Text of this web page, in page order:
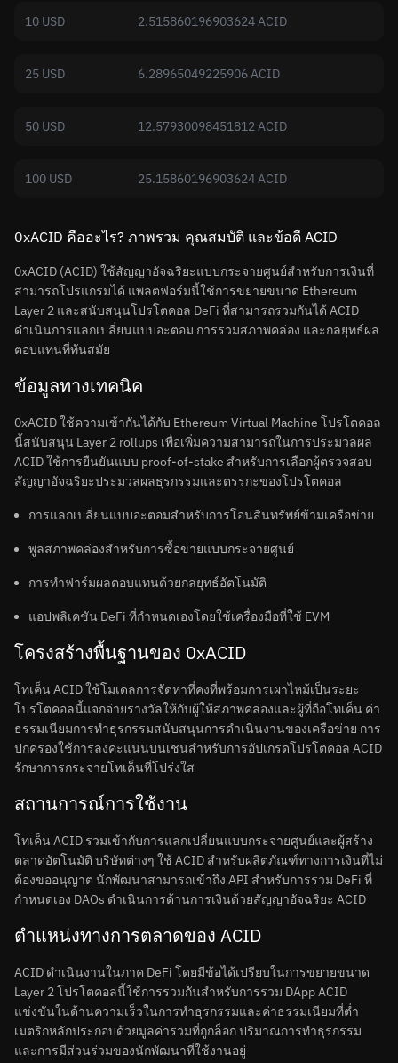
10 USD 2.515860196903624 ACID
25 USD 6.28965049225906 ACID
50 USD 12.57930098451812 ACID
100 USD 25.15860196903624 ACID
0xACID คืออะไร? ภาพรวม คุณสมบัติ และข้อดี ACID
0xACID (ACID) ใช้สัญญาอัจฉริยะแบบกระจายศูนย์สำหรับการเงินที่
สามารถโปรแกรมได้ แพลตฟอร์มนี้ใช้การขยายขนาด Ethereum
Layer 2 และสนับสนุนโปรโตคอล DeFi ที่สามารถรวมกันได้ ACID
ดำเนินการแลกเปลี่ยนแบบอะตอม การรวมสภาพคล่อง และกลยุทธ์ผล
ตอบแทนที่ทันสมัย
ข้อมูลทางเทคนิค
0xACID ใช้ความเข้ากันได้กับ Ethereum Virtual Machine โปรโตคอล
นี้สนับสนุน Layer 2 rollups เพื่อเพิ่มความสามารถในการประมวลผล
ACID ใช้การยืนยันแบบ proof-of-stake สำหรับการเลือกผู้ตรวจสอบ
สัญญาอัจฉริยะประมวลผลธุรกรรมและตรรกะของโปรโตคอล
การแลกเปลี่ยนแบบอะตอมสำหรับการโอนสินทรัพย์ข้ามเครือข่าย
พูลสภาพคล่องสำหรับการซื้อขายแบบกระจายศูนย์
การทำฟาร์มผลตอบแทนด้วยกลยุทธ์อัตโนมัติ
แอปพลิเคชัน DeFi ที่กำหนดเองโดยใช้เครื่องมือที่ใช้ EVM
โครงสร้างพื้นฐานของ 0xACID
โทเค็น ACID ใช้โมเดลการจัดหาที่คงที่พร้อมการเผาไหม้เป็นระยะ
โปรโตคอลนี้แจกจ่ายรางวัลให้กับผู้ให้สภาพคล่องและผู้ที่ถือโทเค็น ค่า
ธรรมเนียมการทำธุรกรรมสนับสนุนการดำเนินงานของเครือข่าย การ
ปกครองใช้การลงคะแนนบนเชนสำหรับการอัปเกรดโปรโตคอล ACID
รักษาการกระจายโทเค็นที่โปร่งใส
สถานการณ์การใช้งาน
โทเค็น ACID รวมเข้ากับการแลกเปลี่ยนแบบกระจายศูนย์และผู้สร้าง
ตลาดอัตโนมัติ บริษัทต่างๆ ใช้ ACID สำหรับผลิตภัณฑ์ทางการเงินที่ไม่
ต้องขออนุญาต นักพัฒนาสามารถเข้าถึง API สำหรับการรวม DeFi ที่
กำหนดเอง DAOs ดำเนินการด้านการเงินด้วยสัญญาอัจฉริยะ ACID
ตำแหน่งทางการตลาดของ ACID
ACID ดำเนินงานในภาค DeFi โดยมีข้อได้เปรียบในการขยายขนาด
Layer 2 โปรโตคอลนี้ใช้การรวมกันสำหรับการรวม DApp ACID
แข่งขันในด้านความเร็วในการทำธุรกรรมและค่าธรรมเนียมที่ต่ำ
เมตริกหลักประกอบด้วยมูลค่ารวมที่ถูกล็อก ปริมาณการทำธุรกรรม
และการมีส่วนร่วมของนักพัฒนาที่ใช้งานอยู่